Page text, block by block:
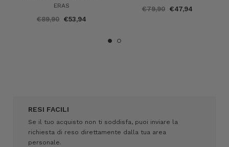
ERAS
€89,90 €53,94
€79,90 €47,94
RESI FACILI
Se il tuo acquisto non ti soddisfa, puoi inviare la
richiesta di reso direttamente dalla tua area
personale.